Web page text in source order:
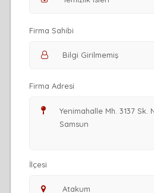
Firma Sahibi
Firma Adresi
İlçesi